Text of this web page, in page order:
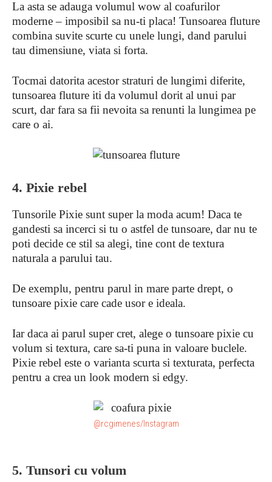
La asta se adauga volumul wow al coafurilor
moderne – imposibil sa nu-ti placa! Tunsoarea fluture
combina suvite scurte cu unele lungi, dand parului
tau dimensiune, viata si forta.
Tocmai datorita acestor straturi de lungimi diferite,
tunsoarea fluture iti da volumul dorit al unui par
scurt, dar fara sa fii nevoita sa renunti la lungimea pe
care o ai.
4. Pixie rebel
Tunsorile Pixie sunt super la moda acum! Daca te
gandesti sa incerci si tu o astfel de tunsoare, dar nu te
poti decide ce stil sa alegi, tine cont de textura
naturala a parului tau.
De exemplu, pentru parul in mare parte drept, o
tunsoare pixie care cade usor e ideala.
Iar daca ai parul super cret, alege o tunsoare pixie cu
volum si textura, care sa-ti puna in valoare buclele.
Pixie rebel este o varianta scurta si texturata, perfecta
pentru a crea un look modern si edgy.
@rcgimenes/Instagram
5. Tunsori cu volum